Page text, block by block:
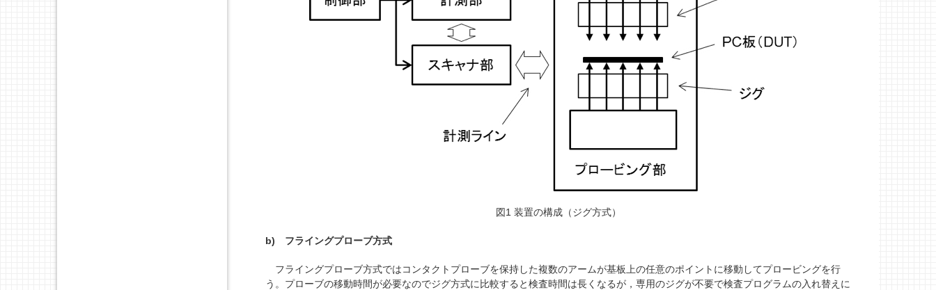
図1 装置の構成（ジグ方式）
b) フライングプローブ方式
フライングプローブ方式ではコンタクトプローブを保持した複数のアームが基板上の任意のポイントに移動してプロービングを行
う。プローブの移動時間が必要なのでジグ方式に比較すると検査時間は長くなるが，専用のジグが不要で検査プログラムの入れ替えに